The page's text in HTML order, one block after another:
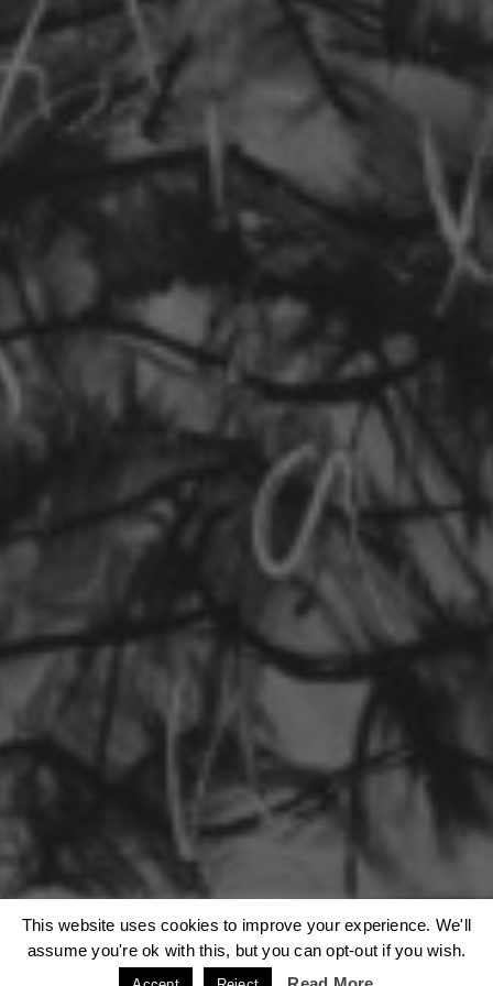
This website uses cookies to improve your experience. We'll
assume you're ok with this, but you can opt-out if you wish.
Η ιστοσελίδα μας χρησιμοποιεί cookies. Μάθετε περισσότερα
σχετικά με τη χρήση τους:
Πολιτική Απορρήτου